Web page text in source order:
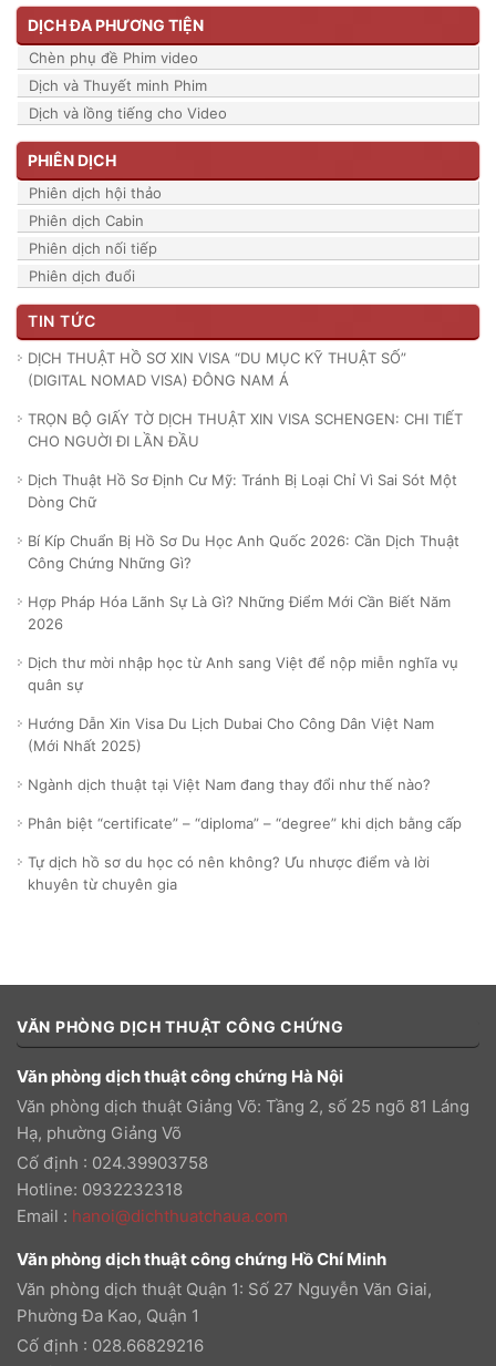
DỊCH ĐA PHƯƠNG TIỆN
Chèn phụ đề Phim video
Dịch và Thuyết minh Phim
Dịch và lồng tiếng cho Video
PHIÊN DỊCH
Phiên dịch hội thảo
Phiên dịch Cabin
Phiên dịch nối tiếp
Phiên dịch đuổi
TIN TỨC
DỊCH THUẬT HỒ SƠ XIN VISA “DU MỤC KỸ THUẬT SỐ”
(DIGITAL NOMAD VISA) ĐÔNG NAM Á
TRỌN BỘ GIẤY TỜ DỊCH THUẬT XIN VISA SCHENGEN: CHI TIẾT
CHO NGUỜI ĐI LẦN ĐẦU
Dịch Thuật Hồ Sơ Định Cư Mỹ: Tránh Bị Loại Chỉ Vì Sai Sót Một
Dòng Chữ
Bí Kíp Chuẩn Bị Hồ Sơ Du Học Anh Quốc 2026: Cần Dịch Thuật
Công Chứng Những Gì?
Hợp Pháp Hóa Lãnh Sự Là Gì? Những Điểm Mới Cần Biết Năm
2026
Dịch thư mời nhập học từ Anh sang Việt để nộp miễn nghĩa vụ
quân sự
Hướng Dẫn Xin Visa Du Lịch Dubai Cho Công Dân Việt Nam
(Mới Nhất 2025)
Ngành dịch thuật tại Việt Nam đang thay đổi như thế nào?
Phân biệt “certificate” – “diploma” – “degree” khi dịch bằng cấp
Tự dịch hồ sơ du học có nên không? Ưu nhược điểm và lời
khuyên từ chuyên gia
VĂN PHÒNG DỊCH THUẬT CÔNG CHỨNG
Văn phòng dịch thuật công chứng Hà Nội
Văn phòng dịch thuật Giảng Võ: Tầng 2, số 25 ngõ 81 Láng
Hạ, phường Giảng Võ
Cố định : 024.39903758
Hotline: 0932232318
Email : hanoi@dichthuatchaua.com
Văn phòng dịch thuật công chứng Hồ Chí Minh
Văn phòng dịch thuật Quận 1: Số 27 Nguyễn Văn Giai,
Phường Đa Kao, Quận 1
Cố định : 028.66829216